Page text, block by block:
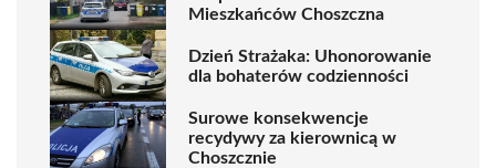
Mieszkańców Choszczna
Dzień Strażaka: Uhonorowanie
dla bohaterów codzienności
Surowe konsekwencje
recydywy za kierownicą w
Choszcznie